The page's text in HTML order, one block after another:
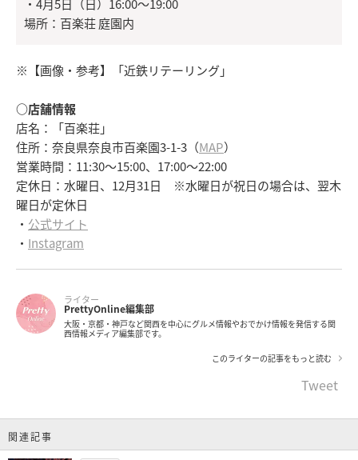
・4月5日（日）16:00～19:00
場所：百楽荘 庭園内
※【画像・参考】「近鉄リテーリング」
○店舗情報
店名：「百楽荘」
住所：奈良県奈良市百楽園3-1-3（MAP）
営業時間：11:30～15:00、17:00～22:00
定休日：水曜日、12月31日 ※水曜日が祝日の場合は、翌木
曜日が定休日
・ 公式サイト
・ Instagram
ライター
PrettyOnline編集部
大阪・京都・神戸など関西を中心にグルメ情報やおでかけ情報を発信する関
西情報メディア編集部です。
このライターの記事をもっと読む
Tweet
関連記事